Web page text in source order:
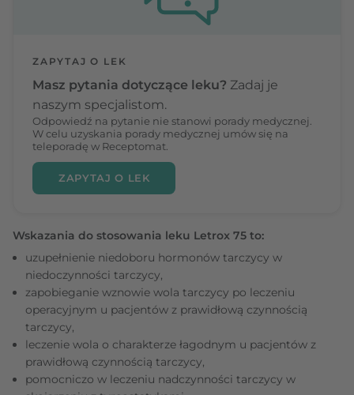
ZAPYTAJ O LEK
Masz pytania dotyczące leku? Zadaj je
naszym specjalistom.
Odpowiedź na pytanie nie stanowi porady medycznej.
W celu uzyskania porady medycznej umów się na
teleporadę w Receptomat.
ZAPYTAJ O LEK
Wskazania do stosowania leku Letrox 75 to:
uzupełnienie niedoboru hormonów tarczycy w
niedoczynności tarczycy,
zapobieganie wznowie wola tarczycy po leczeniu
operacyjnym u pacjentów z prawidłową czynnością
tarczycy,
leczenie wola o charakterze łagodnym u pacjentów z
prawidłową czynnością tarczycy,
pomocniczo w leczeniu nadczynności tarczycy w